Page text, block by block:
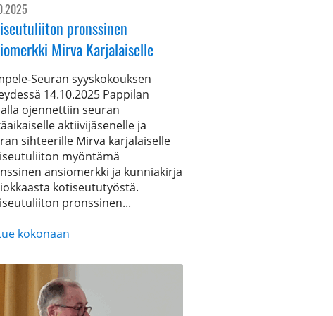
pronssinen
Mirva Karjalaiselle
Seuran syyskokouksen
14.10.2025 Pappilan
ojennettiin seuran
aktiivijäsenelle ja
sihteerille Mirva karjalaiselle
myöntämä
ansiomerkki ja kunniakirja
kotiseututyöstä.
pronssinen...
kokonaan